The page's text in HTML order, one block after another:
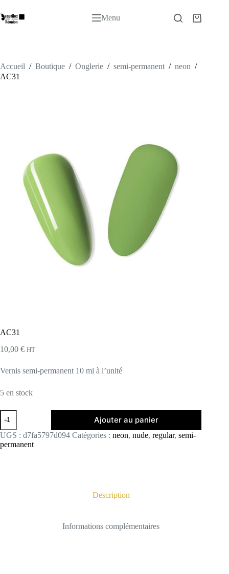
au
contenu
Menu
Panier
Accueil / Boutique / Onglerie / semi-permanent / neon /
AC31
AC31
10,00 € HT
Vernis semi-permanent 10 ml à l’unité
5 en stock
quantité
de
AC31
Ajouter au panier
UGS : d7fa5797d094 Catégories : neon, nude, regular, semi-
permanent
Description
Informations complémentaires